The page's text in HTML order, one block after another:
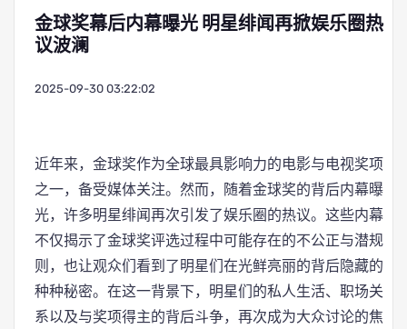
金球奖幕后内幕曝光 明星绯闻再掀娱乐圈热
议波澜
2025-09-30 03:22:02
近年来，金球奖作为全球最具影响力的电影与电视奖项
之一，备受媒体关注。然而，随着金球奖的背后内幕曝
光，许多明星绯闻再次引发了娱乐圈的热议。这些内幕
不仅揭示了金球奖评选过程中可能存在的不公正与潜规
则，也让观众们看到了明星们在光鲜亮丽的背后隐藏的
种种秘密。在这一背景下，明星们的私人生活、职场关
系以及与奖项得主的背后斗争，再次成为大众讨论的焦